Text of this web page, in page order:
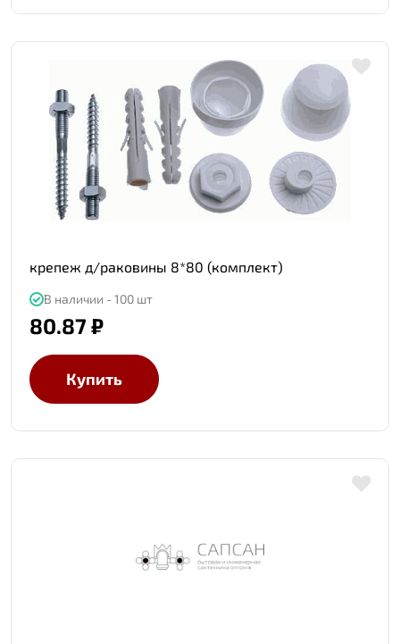
крепеж д/раковины 8*80 (комплект)
В наличии - 100 шт
80.87 ₽
Купить